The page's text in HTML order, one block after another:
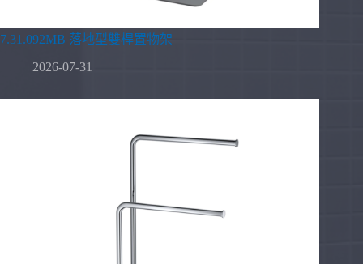
7.31.092MB 落地型雙桿置物架
2026-07-31